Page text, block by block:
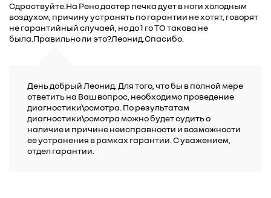
Сдраствуйте.На Рено дастер печка дует в ноги холодным
воздухом, причину устранять по гарантии не хотят, говорят
не гарантийный случаей, но до 1 го ТО такова не
была.Правильно ли это?Леонид.Спасибо.
День добрый Леонид. Для того, что бы в полной мере
ответить на Ваш вопрос, необходимо проведение
диагностики\осмотра. По результатам
диагностики\осмотра можно будет судить о
наличие и причине неисправности и возможности
ее устранения в рамках гарантии. С уважением,
отдел гарантии.